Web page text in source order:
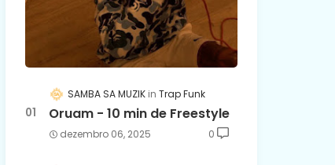
SAMBA SA MUZIK Trap Funk
Oruam - 10 min de Freestyle
dezembro 06, 2025 0